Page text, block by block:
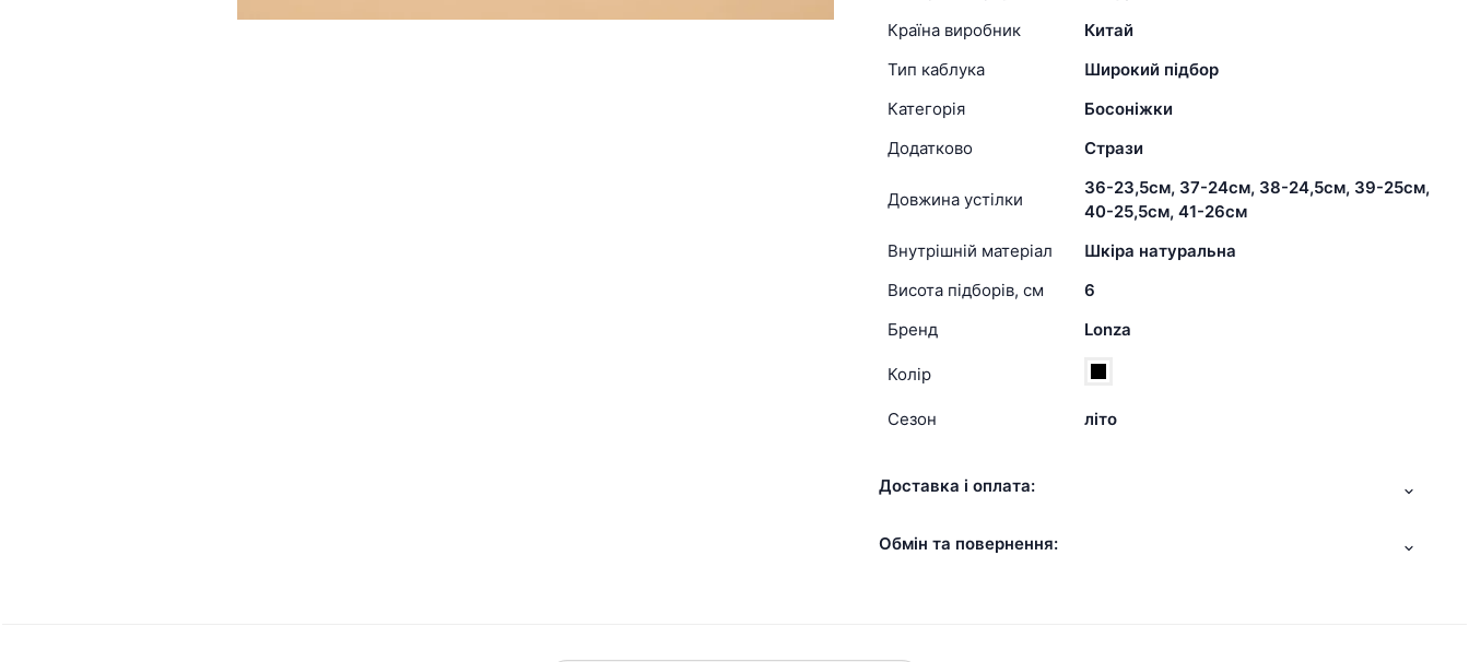
Країна виробник
Китай
Тип каблука
Широкий підбор
Категорія
Босоніжки
Додатково
Стрази
Довжина устілки
36-23,5см, 37-24см, 38-24,5см, 39-25см,
40-25,5см, 41-26см
Внутрішній матеріал
Шкіра натуральна
Висота підборів, см
6
Бренд
Lonza
Колір
Сезон літо
Доставка і оплата:
Обмін та повернення: